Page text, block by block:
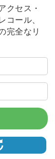
クセス・
ール、
完全なリ